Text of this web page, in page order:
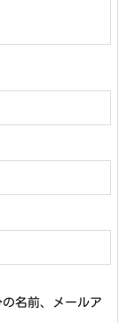
名前、メールア